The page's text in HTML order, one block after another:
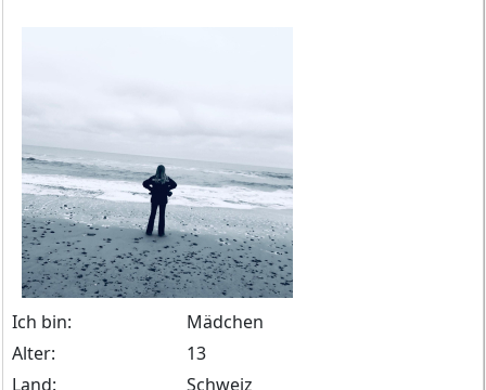
Ich bin:
Mädchen
Alter:
13
Land:
Schweiz